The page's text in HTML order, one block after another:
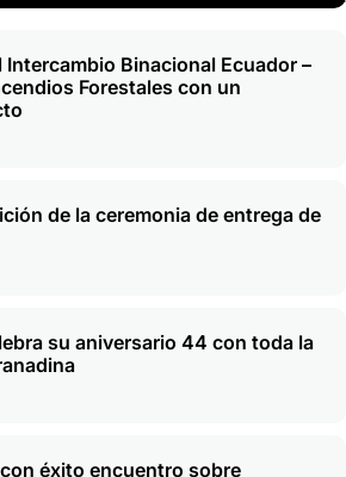
Intercambio Binacional Ecuador –
Forestales con un
de la ceremonia de entrega de
su aniversario 44 con toda la
éxito encuentro sobre